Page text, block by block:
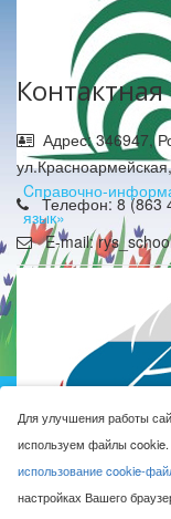
Cправочно-
язык»
Федеральный
Адрес: 346947,
Телефон: 8 (863
E-mail:
учреждение
школа имени Героя
Для улучшения работы
используем файлы
использование cookie-
настройках Вашего